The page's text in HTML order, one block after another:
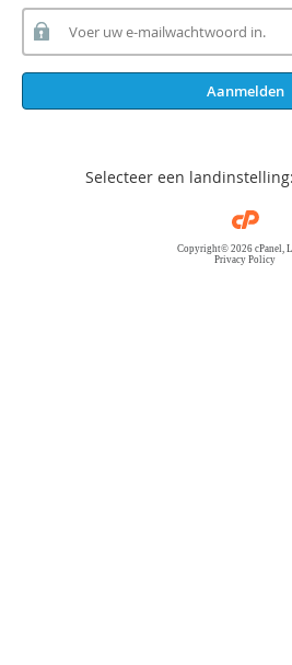
Aanmelden
Selecteer een landinstelling:
Copyright© 2026 cPanel,
Privacy Policy